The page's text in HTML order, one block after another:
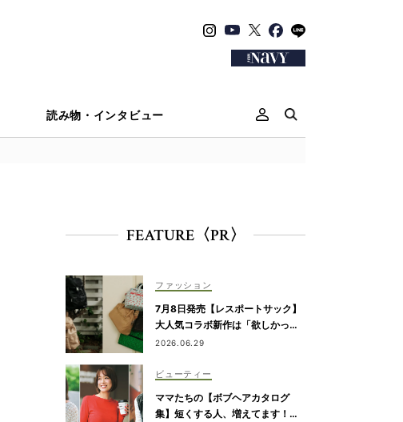
読み物・インタビュー
FEATURE〈PR〉
ファッション
7月8日発売【レスポートサック】
大人気コラボ新作は「欲しかっ
た」が詰まったリュック、バッグ
2026.06.29
ビューティー
ママたちの【ボブヘアカタログ
集】短くする人、増えてます！愛